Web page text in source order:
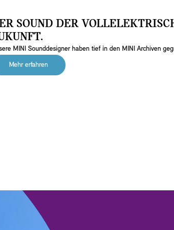
SOUND DER
MINI Sounddesigner haben tief in den MINI Archiven
Mehr erfahren